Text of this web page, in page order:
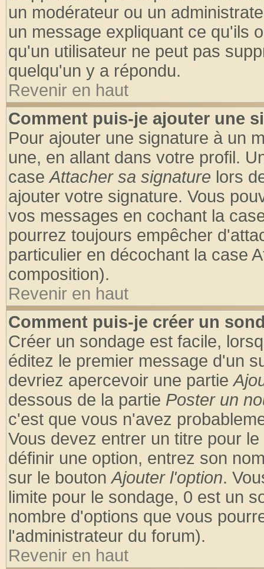
un modérateur ou un
un message expliquant ce qu'ils
qu'un utilisateur ne peut pas
quelqu'un y a répondu.
Revenir en haut
Comment puis-je ajouter une
Pour ajouter une signature à un
une, en allant dans votre profil.
caseAttacher sa signature lors
ajouter votre signature. Vous
vos messages en cochant la
pourrez toujours empêcher
particulier en décochant la case
composition).
Revenir en haut
Comment puis-je créer un
Créer un sondage est facile,
éditez le premier message d'un
devriez apercevoir une partie
dessous de la partie Poster un
c'est que vous n'avez
Vous devez entrer un titre pour
définir une option, entrez son
sur le boutonAjouter l'option.
limite pour le sondage, 0 est un
nombre d'options que vous
l'administrateur du forum).
Revenir en haut